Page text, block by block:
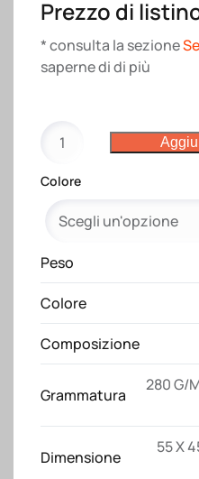
Prezzo di
* consulta la sezione
saperne di di più
con
soffietto
base
cotone
riciclato
280
g/m2,
con
doppi
manici
Colore
Peso
Colore
Composizione
Grammatura
280 G/
Dimensione
55 X